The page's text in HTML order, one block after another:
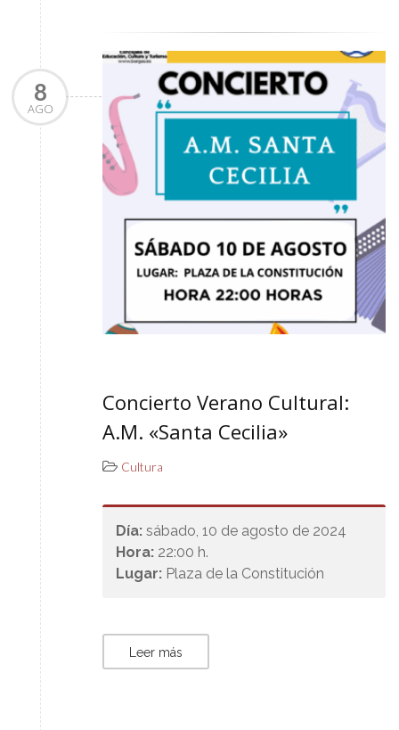
8
AGO
Concierto Verano Cultural:
A.M. «Santa Cecilia»
Cultura
Día: sábado, 10 de agosto de 2024
Hora: 22:00 h.
Lugar: Plaza de la Constitución
Leer más